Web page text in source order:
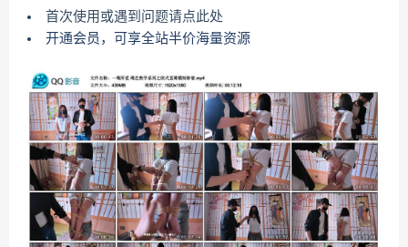
首次使用或遇到问题请点此处
开通会员，可享全站半价海量资源